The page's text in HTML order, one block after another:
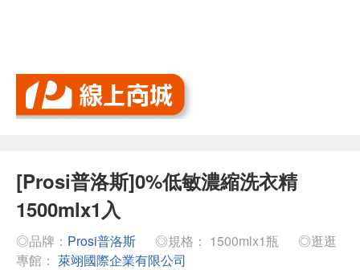
[Prosi普洛斯]0%低敏濃縮洗衣精
1500mlx1入
◎品牌： Prosi普洛斯 ◎規格： 1500mlx1瓶
◎逛逛
專館： 萊翊國際企業有限公司